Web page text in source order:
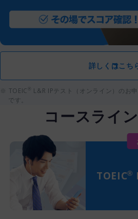
詳しくはこち
TOEIC ®
L&R IPテスト（オンライン）のお
です。
コースライ
TOEIC®